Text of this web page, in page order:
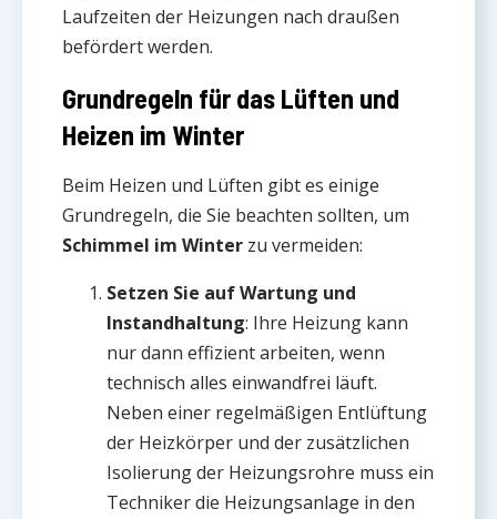
Laufzeiten der Heizungen nach draußen
befördert werden.
Grundregeln für das Lüften und
Heizen im Winter
Beim Heizen und Lüften gibt es einige
Grundregeln, die Sie beachten sollten, um
Schimmel im Winter zu vermeiden:
Setzen Sie auf Wartung und
Instandhaltung: Ihre Heizung kann
nur dann effizient arbeiten, wenn
technisch alles einwandfrei läuft.
Neben einer regelmäßigen Entlüftung
der Heizkörper und der zusätzlichen
Isolierung der Heizungsrohre muss ein
Techniker die Heizungsanlage in den